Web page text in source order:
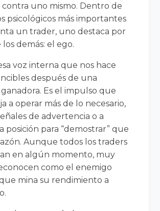
uno mismo. Dentro de
psicológicos más importantes
un trader, uno destaca por
demás: el ego.
voz interna que nos hace
después de una
Es el impulso que
a operar más de lo necesario,
de advertencia o a
posición para “demostrar” que
Aunque todos los traders
en algún momento, muy
como el enemigo
mina su rendimiento a